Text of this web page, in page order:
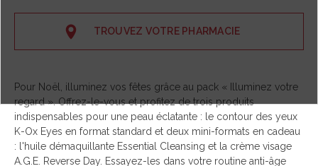
TROUVEZ VOTRE PHARMACIE
Pour Noël, illuminez vos fêtes grâce au pack « Illuminez votre
regard ». Offrez-le-vous et profitez de trois produits
indispensables pour une peau éclatante : le contour des yeux
K-Ox Eyes en format standard et deux mini-formats en cadeau
: l'huile démaquillante Essential Cleansing et la crème visage
A.G.E. Reverse Day. Essayez-les dans votre routine anti-âge